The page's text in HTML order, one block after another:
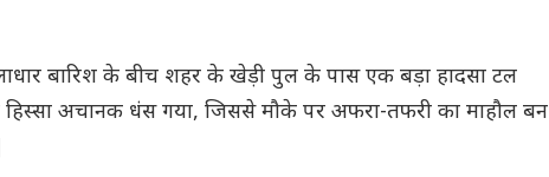
बारिश के बीच शहर के खेड़ी पुल के पास एक बड़ा हादसा टल
अचानक धंस गया, जिससे मौके पर अफरा-तफरी का माहौल बन